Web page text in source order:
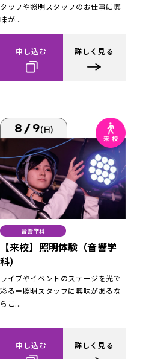
タッフや照明スタッフのお仕事に興
味が...
申し込む 詳しく見る
8/9(日)
音響学科
【来校】照明体験（音響学
科）
ライブやイベントのステージを光で
彩る＝照明スタッフに興味があるな
らこ...
申し込む 詳しく見る